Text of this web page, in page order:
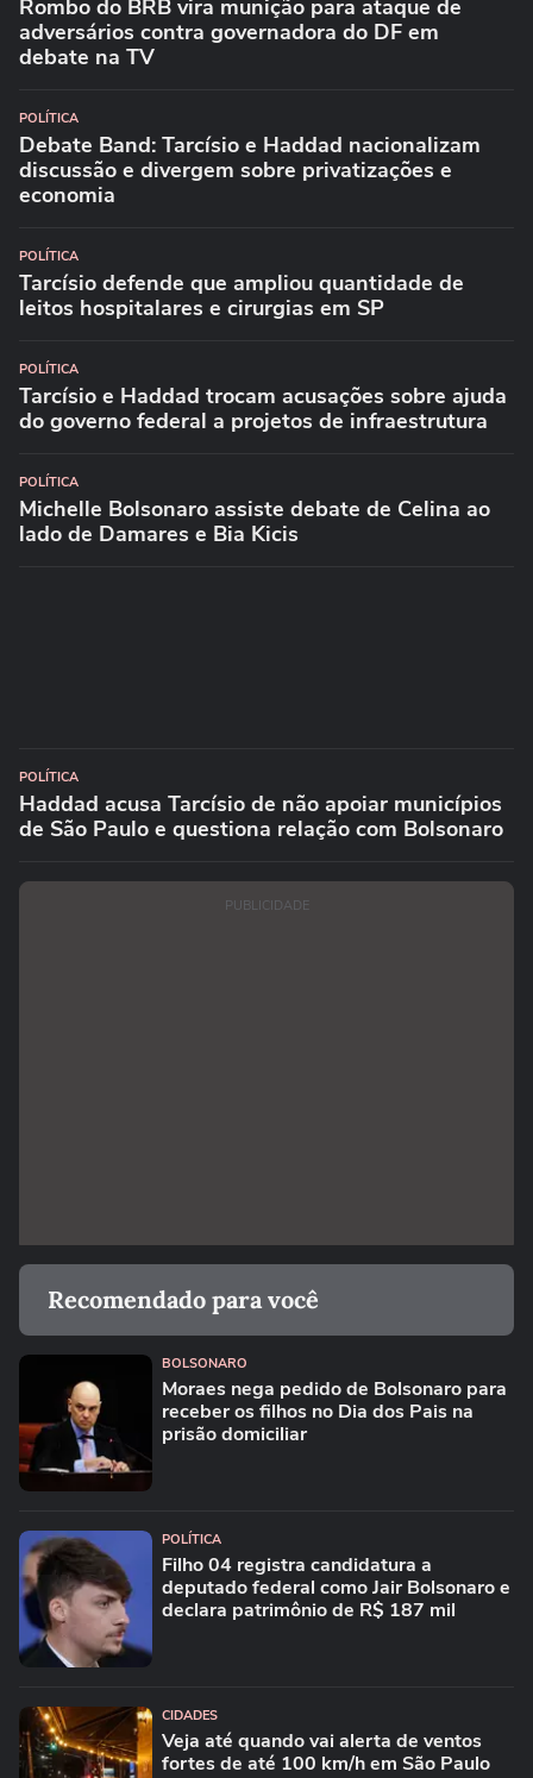
Rombo do BRB vira munição para ataque de
adversários contra governadora do DF em
debate na TV
POLÍTICA
Debate Band: Tarcísio e Haddad nacionalizam
discussão e divergem sobre privatizações e
economia
POLÍTICA
Tarcísio defende que ampliou quantidade de
leitos hospitalares e cirurgias em SP
POLÍTICA
Tarcísio e Haddad trocam acusações sobre ajuda
do governo federal a projetos de infraestrutura
POLÍTICA
Michelle Bolsonaro assiste debate de Celina ao
lado de Damares e Bia Kicis
POLÍTICA
Haddad acusa Tarcísio de não apoiar municípios
de São Paulo e questiona relação com Bolsonaro
PUBLICIDADE
Recomendado para você
BOLSONARO
Moraes nega pedido de Bolsonaro para
receber os filhos no Dia dos Pais na
prisão domiciliar
POLÍTICA
Filho 04 registra candidatura a
deputado federal como Jair Bolsonaro e
declara patrimônio de R$ 187 mil
CIDADES
Veja até quando vai alerta de ventos
fortes de até 100 km/h em São Paulo